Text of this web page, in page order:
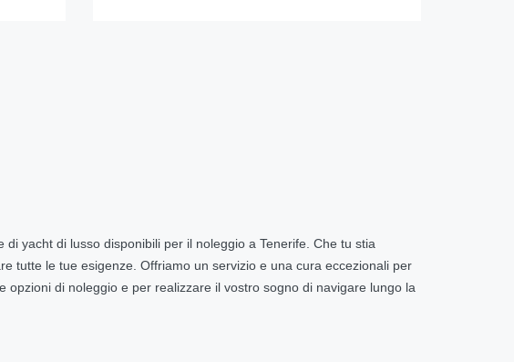
yacht di lusso disponibili per il noleggio a Tenerife. Che tu stia
tutte le tue esigenze. Offriamo un servizio e una cura eccezionali per
di noleggio e per realizzare il vostro sogno di navigare lungo la